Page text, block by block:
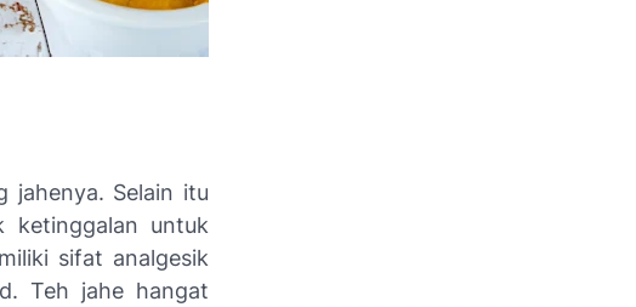
jahenya. Selain itu
ketinggalan untuk
sifat analgesik
Teh jahe hangat